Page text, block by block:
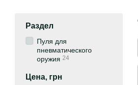
Раздел
Пуля для
пневматического
оружия 24
Цена, грн